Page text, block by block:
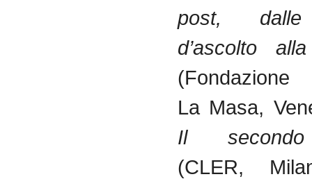
post, dalle
d’ascolto
(Fondazione
La Masa,
Il
(CLER,